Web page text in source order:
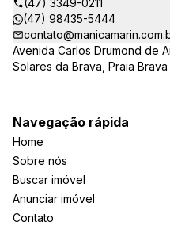
(47) 3349-0211
(47) 98435-5444
Avenida Carlos Drumond de
Solares da Brava, Praia
Navegação rápida
Home
Sobre nós
Buscar imóvel
Anunciar imóvel
Contato